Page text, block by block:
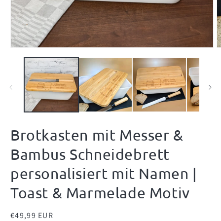
Modal
öffnen
Brotkasten mit Messer &
Bambus Schneidebrett
personalisiert mit Namen |
Toast & Marmelade Motiv
Normaler
€49,99 EUR